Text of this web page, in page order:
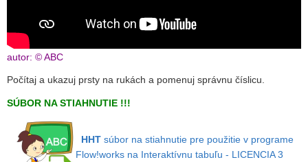
autor: © ABC
Počítaj a ukazuj prsty na rukách a pomenuj správnu číslicu.
SÚBOR NA STIAHNUTIE !!!
HHT súbor na stiahnutie pre použitie v programe
Flow!works na Interaktívnu tabuľu - LICENCIA 3